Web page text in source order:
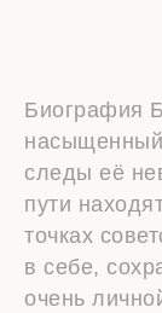
Биография
следы её
пути
точках
в себе,
очень